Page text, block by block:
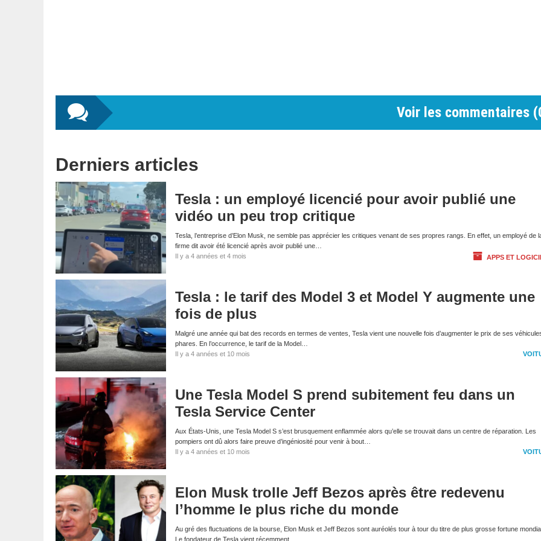
Voir les commentaires (
Derniers articles
Tesla : un employé licencié pour avoir publié une
vidéo un peu trop critique
Tesla, l’entreprise d’Elon Musk, ne semble pas apprécier les critiques venant de ses propres rangs. En effet, un employé de
firme dit avoir été licencié après avoir publié une…
Il y a 4 années et 4 mois
APPS ET
Tesla : le tarif des Model 3 et Model Y augmente une
fois de plus
Malgré une année qui bat des records en termes de ventes, Tesla vient une nouvelle fois d’augmenter le prix de ses
phares. En l’occurrence, le tarif de la Model…
Il y a 4 années et 10 mois
Une Tesla Model S prend subitement feu dans un
Tesla Service Center
Aux États-Unis, une Tesla Model S s’est brusquement enflammée alors qu’elle se trouvait dans un centre de réparation. Les
pompiers ont dû alors faire preuve d’ingéniosité pour venir à bout…
Il y a 4 années et 10 mois
Elon Musk trolle Jeff Bezos après être redevenu
l’homme le plus riche du monde
Au gré des fluctuations de la bourse, Elon Musk et Jeff Bezos sont auréolés tour à tour du titre de plus grosse fortune
Le fondateur de Tesla vient récemment…